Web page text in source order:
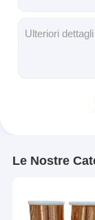
Filati
Le Nostre